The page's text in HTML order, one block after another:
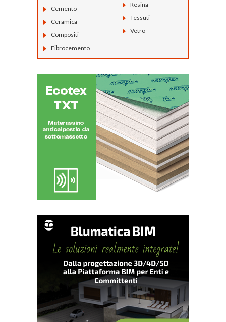
Cemento
Ceramica
Compositi
Fibrocemento
Resina
Tessuti
Vetro